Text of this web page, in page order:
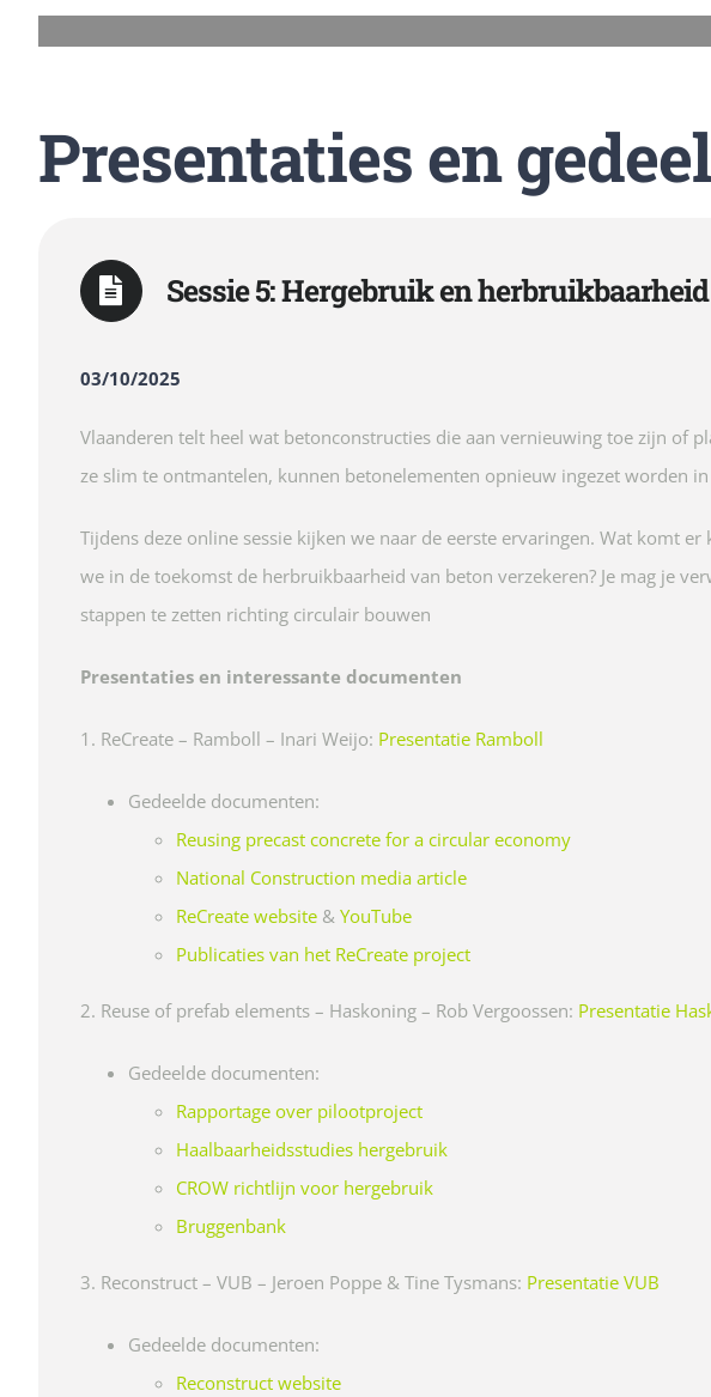
Presentaties en
Sessie 5: Hergebruik en
03/10/2025
Vlaanderen telt heel wat betonconstructies die aan vernieuwing toe zijn of
ze slim te ontmantelen, kunnen betonelementen opnieuw ingezet worden
Tijdens deze online sessie kijken we naar de eerste ervaringen. Wat komt
we in de toekomst de herbruikbaarheid van beton verzekeren? Je mag je
stappen te zetten richting circulair bouwen
Presentaties en interessante documenten
1. ReCreate – Ramboll – Inari Weijo: Presentatie Ramboll
Gedeelde documenten:
Reusing precast concrete for a circular economy
National Construction media article
ReCreate website& YouTube
Publicaties van het ReCreate project
2. Reuse of prefab elements – Haskoning – Rob Vergoossen: Presentatie
Gedeelde documenten:
Rapportage over pilootproject
Haalbaarheidsstudies hergebruik
CROW richtlijn voor hergebruik
Bruggenbank
3. Reconstruct – VUB – Jeroen Poppe & Tine Tysmans: Presentatie VUB
Gedeelde documenten:
Reconstruct website